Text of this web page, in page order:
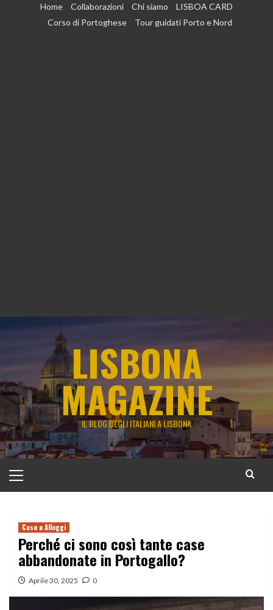
Home Collaborazioni Chi siamo
LISBOA CARD
Corso di Portoghese
Tour guidati Porto e Nord
LISBONA
MAGAZINE
IL BLOG DEGLI ITALIANI A LISBONA
principale
Case e Alloggi
Perché ci sono così tante case
abbandonate in Portogallo?
Aprile 30, 2025 0